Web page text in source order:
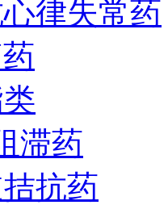
律失常药
滞药
抗药